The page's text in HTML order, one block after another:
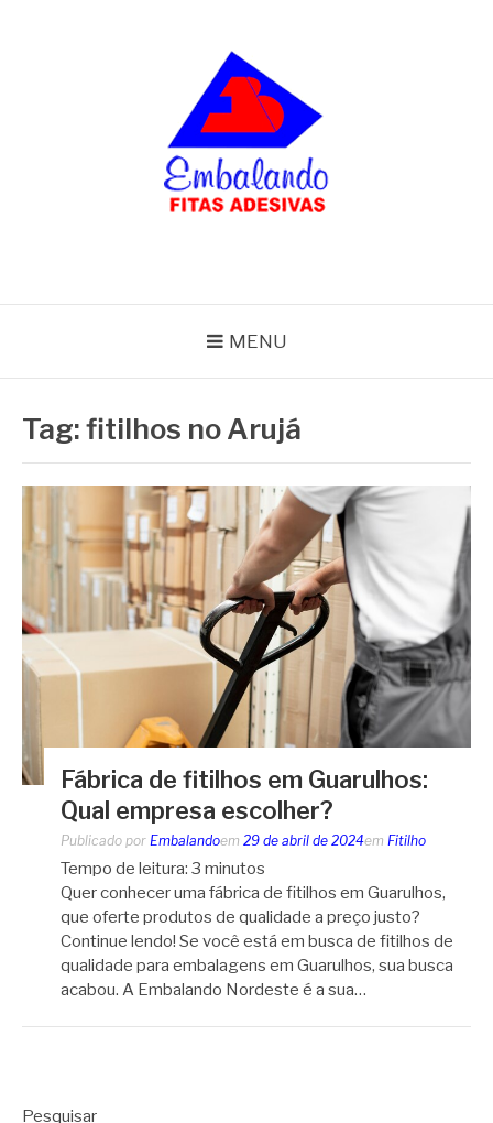
MENU
Tag:fitilhos no Arujá
Fábrica de fitilhos em Guarulhos:
Qual empresa escolher?
Publicado por Embalandoem 29 de abril de 2024em Fitilho
Tempo de leitura: 3 minutos
Quer conhecer uma fábrica de fitilhos em Guarulhos,
que oferte produtos de qualidade a preço justo?
Continue lendo! Se você está em busca de fitilhos de
qualidade para embalagens em Guarulhos, sua busca
acabou. A Embalando Nordeste é a sua…
Pesquisar